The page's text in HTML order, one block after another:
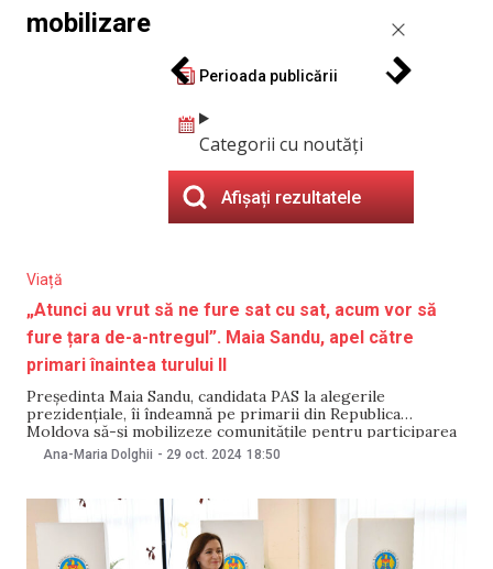
mobilizare
Perioada publicării
Categorii cu noutăți
Afișați rezultatele
Viață
„Atunci au vrut să ne fure sat cu sat, acum vor să
fure țara de-a-ntregul”. Maia Sandu, apel către
primari înaintea turului II
Președinta Maia Sandu, candidata PAS la alegerile
prezidențiale, îi îndeamnă pe primarii din Republica
Moldova să-și mobilizeze comunitățile pentru participarea
în turul II de scrutin. Totodată, șefa statului a subliniat
importanța votării opțiunii pro-europene în cadrul
Precizările au fost făcute într-o adresare video publicată în
Ana-Maria Dolghii - 29 oct. 2024 18:50